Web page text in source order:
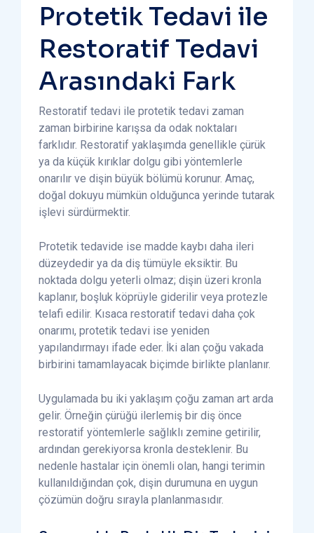
Protetik Tedavi ile
Restoratif Tedavi
Arasındaki Fark
Restoratif tedavi ile protetik tedavi zaman
zaman birbirine karışsa da odak noktaları
farklıdır. Restoratif yaklaşımda genellikle çürük
ya da küçük kırıklar dolgu gibi yöntemlerle
onarılır ve dişin büyük bölümü korunur. Amaç,
doğal dokuyu mümkün olduğunca yerinde tutarak
işlevi sürdürmektir.
Protetik tedavide ise madde kaybı daha ileri
düzeydedir ya da diş tümüyle eksiktir. Bu
noktada dolgu yeterli olmaz; dişin üzeri kronla
kaplanır, boşluk köprüyle giderilir veya protezle
telafi edilir. Kısaca restoratif tedavi daha çok
onarımı, protetik tedavi ise yeniden
yapılandırmayı ifade eder. İki alan çoğu vakada
birbirini tamamlayacak biçimde birlikte planlanır.
Uygulamada bu iki yaklaşım çoğu zaman art arda
gelir. Örneğin çürüğü ilerlemiş bir diş önce
restoratif yöntemlerle sağlıklı zemine getirilir,
ardından gerekiyorsa kronla desteklenir. Bu
nedenle hastalar için önemli olan, hangi terimin
kullanıldığından çok, dişin durumuna en uygun
çözümün doğru sırayla planlanmasıdır.